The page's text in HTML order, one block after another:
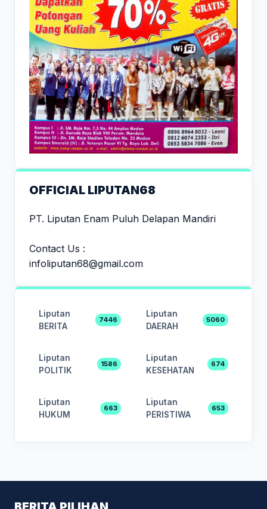
OFFICIAL LIPUTAN68
PT. Liputan Enam Puluh Delapan Mandiri
Contact Us :
infoliputan68@gmail.com
Liputan
BERITA
7446
Liputan
DAERAH
5060
Liputan
POLITIK
1586
Liputan
KESEHATAN
674
Liputan
HUKUM
663
Liputan
PERISTIWA
653